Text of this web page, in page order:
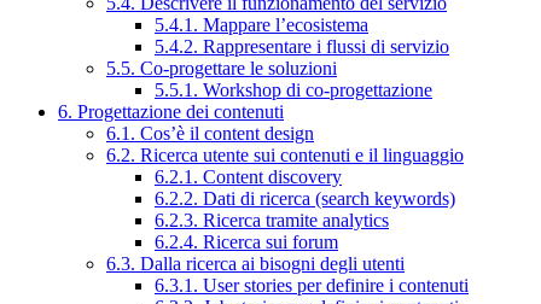
5.4.1. Mappare l’ecosistema
5.4.2. Rappresentare i flussi di servizio
5.5. Co-progettare le soluzioni
5.5.1. Workshop di co-progettazione
6. Progettazione dei contenuti
6.1. Cos’è il content design
6.2. Ricerca utente sui contenuti e il linguaggio
6.2.1. Content discovery
6.2.2. Dati di ricerca (search keywords)
6.2.3. Ricerca tramite analytics
6.2.4. Ricerca sui forum
6.3. Dalla ricerca ai bisogni degli utenti
6.3.1. User stories per definire i contenuti